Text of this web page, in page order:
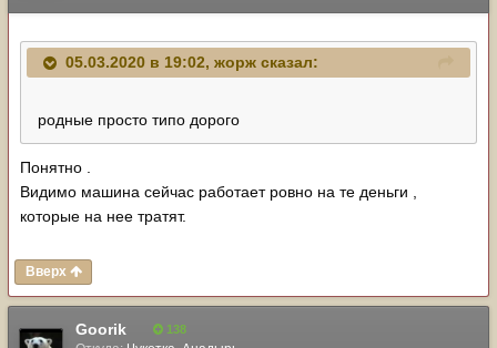
05.03.2020 в 19:02, жорж сказал:
родные просто типо дорого
Понятно .
Видимо машина сейчас работает ровно на те деньги ,
которые на нее тратят.
Вверх
Goorik 138